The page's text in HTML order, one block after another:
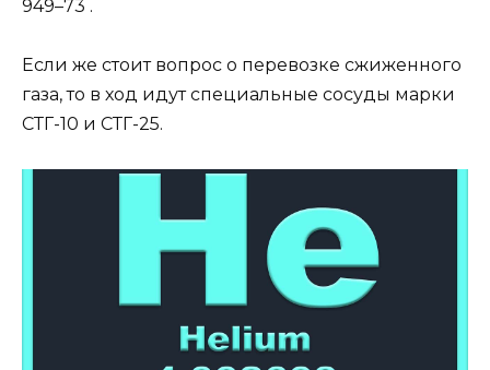
949–73 .
Если же стоит вопрос о перевозке сжиженного
газа, то в ход идут специальные сосуды марки
СТГ-10 и СТГ-25.